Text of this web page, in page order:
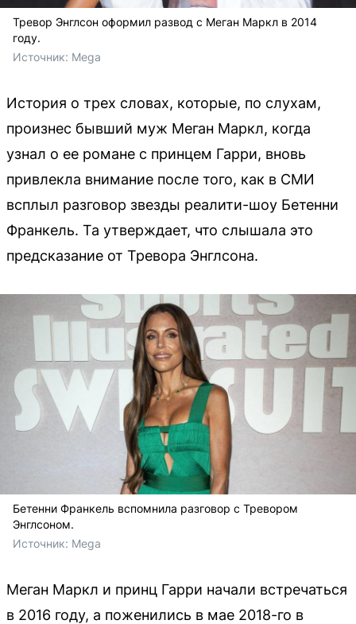
Тревор Энглсон оформил развод с Меган Маркл в 2014
году.
Источник: Mega
История о трех словах, которые, по слухам,
произнес бывший муж Меган Маркл, когда
узнал о ее романе с принцем Гарри, вновь
привлекла внимание после того, как в СМИ
всплыл разговор звезды реалити-шоу Бетенни
Франкель. Та утверждает, что слышала это
предсказание от Тревора Энглсона.
Бетенни Франкель вспомнила разговор с Тревором
Энглсоном.
Источник: Mega
Меган Маркл и принц Гарри начали встречаться
в 2016 году, а поженились в мае 2018-го в